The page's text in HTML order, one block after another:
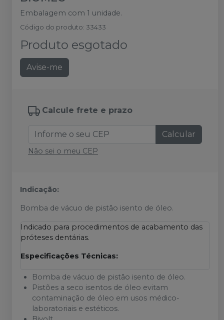
Embalagem com 1 unidade.
Código do produto: 33433
Produto esgotado
Avise-me
Calcule frete e prazo
Calcular
Não sei o meu CEP
Indicação:
Bomba de vácuo de pistão isento de óleo.
Indicado para procedimentos de acabamento das
próteses dentárias.
Especificações Técnicas:
Bomba de vácuo de pistão isento de óleo.
Pistões a seco isentos de óleo evitam
contaminação de óleo em usos médico-
laboratoriais e estéticos.